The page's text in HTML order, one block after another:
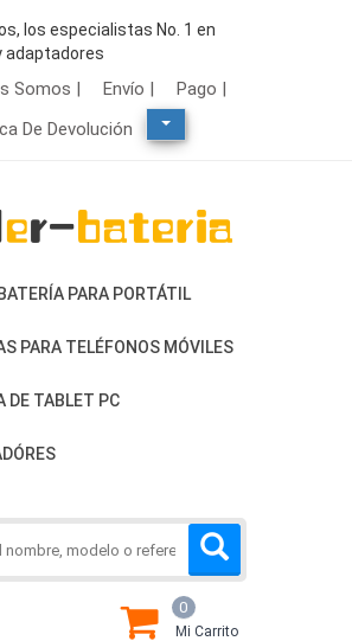
los especialistas No. 1 en
adaptadores
Somos | Envío |
Pago |
De Devolución
BATERÍA PARA PORTÁTIL
PARA TELÉFONOS MÓVILES
DE TABLET PC
0
Mi Carrito